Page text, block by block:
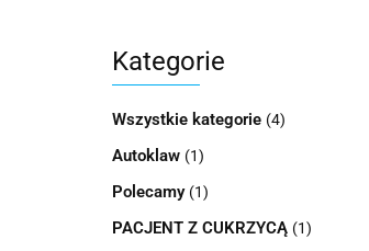
Kategorie
Wszystkie kategorie (4)
Autoklaw (1)
Polecamy (1)
PACJENT Z CUKRZYCĄ (1)